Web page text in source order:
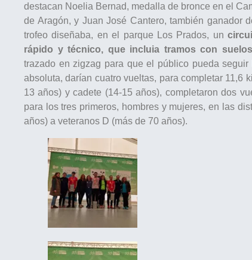
destacan Noelia Bernad, medalla de bronce en el
de Aragón, y Juan José Cantero, también ganador
trofeo diseñaba, en el parque Los Prados, un
rápido y técnico, que incluia tramos con
trazado en zigzag para que el público pueda
absoluta, darían cuatro vueltas, para completar 11,6
13 años) y cadete (14-15 años), completaron dos
para los tres primeros, hombres y mujeres, en las
años) a veteranos D (más de 70 años).